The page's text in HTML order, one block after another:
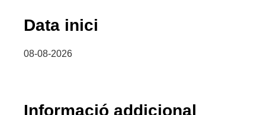
Data inici
08-08-2026
Informació addicional